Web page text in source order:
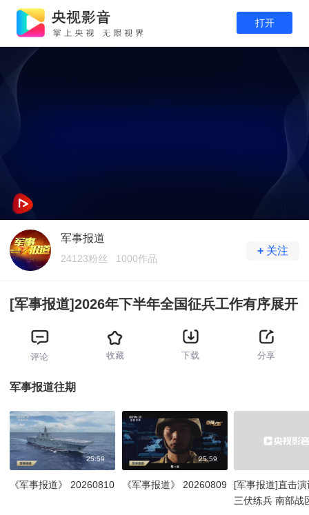
打开
军事报道
24123粉丝 1000作品
+关注
[军事报道]2026年下半年全国征兵工作有序展开
评论 收藏 下载 分享
军事报道往期
25:59
《军事报道》 20260810
25:59
《军事报道》 20260809
[军事报道]直击演
三伏练兵 南部战